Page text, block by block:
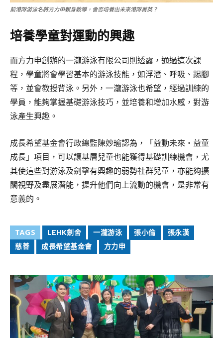
前港隊游泳名將方力申親身教導，會否培養出未來港隊菁英？
培養學童對運動的興趣
而方力申創辦的一瀧游泳有限公司則透露，通過這次課
程，學童將會學習基本的游泳技能，如浮潛、呼吸、踢腳
等，並會教授背泳。另外，一瀧游泳也希望，經過訓練的
學員，能夠掌握基礎游泳技巧，並培養和增加水感，對游
泳產生興趣。
成長希望基金會行政總監陳妙瑜認為，「益動未來‧益童
成長」項目，可以讓基層兒童也能獲得基礎訓練機會，尤
其使這些對游泳及劍擊有興趣的弱勢社群兒童，亦能夠擴
闊視野及盡展潛能，提升他們向上流動的機會，是非常有
意義的。
TAGS LEHK劍舍 一瀧游泳 張小倫
張永漢
慈善
成長希望基金會 方力申